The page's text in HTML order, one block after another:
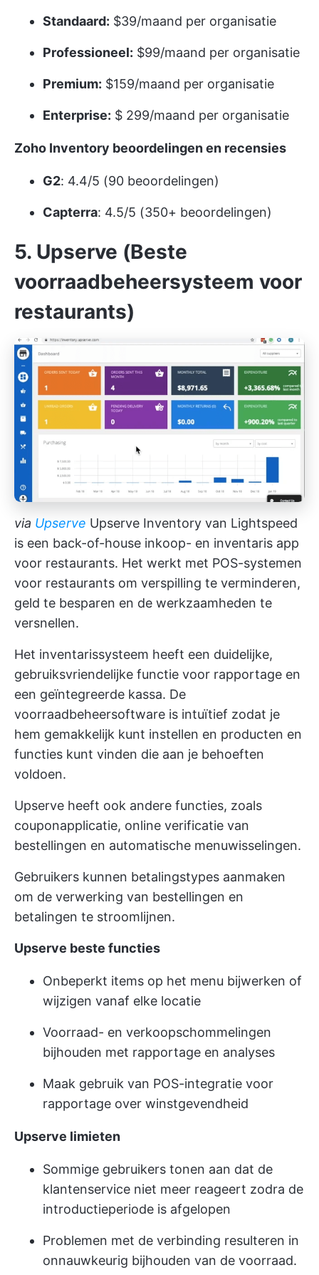
Standaard: $39/maand per organisatie
Professioneel: $99/maand per organisatie
Premium: $159/maand per organisatie
Enterprise: $ 299/maand per organisatie
Zoho Inventory beoordelingen en recensies
G2: 4.4/5 (90 beoordelingen)
Capterra: 4.5/5 (350+ beoordelingen)
5. Upserve (Beste
voorraadbeheersysteem voor
restaurants)
via Upserve Upserve Inventory van Lightspeed
is een back-of-house inkoop- en inventaris app
voor restaurants. Het werkt met POS-systemen
voor restaurants om verspilling te verminderen,
geld te besparen en de werkzaamheden te
versnellen.
Het inventarissysteem heeft een duidelijke,
gebruiksvriendelijke functie voor rapportage en
een geïntegreerde kassa. De
voorraadbeheersoftware is intuïtief zodat je
hem gemakkelijk kunt instellen en producten en
functies kunt vinden die aan je behoeften
voldoen.
Upserve heeft ook andere functies, zoals
couponapplicatie, online verificatie van
bestellingen en automatische menuwisselingen.
Gebruikers kunnen betalingstypes aanmaken
om de verwerking van bestellingen en
betalingen te stroomlijnen.
Upserve beste functies
Onbeperkt items op het menu bijwerken of
wijzigen vanaf elke locatie
Voorraad- en verkoopschommelingen
bijhouden met rapportage en analyses
Maak gebruik van POS-integratie voor
rapportage over winstgevendheid
Upserve limieten
Sommige gebruikers tonen aan dat de
klantenservice niet meer reageert zodra de
introductieperiode is afgelopen
Problemen met de verbinding resulteren in
onnauwkeurig bijhouden van de voorraad.